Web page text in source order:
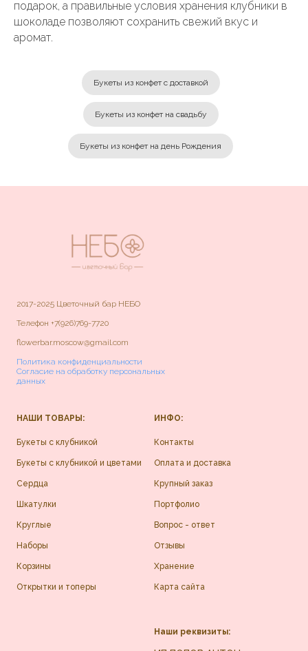
подарок, а правильные условия хранения клубники в
шоколаде позволяют сохранить свежий вкус и
аромат.
Букеты из конфет с доставкой
Букеты из конфет на свадьбу
Букеты из конфет на день Рождения
2017-2025 Цветочный бар НЕБО
Телефон +7(926)769-7720
flowerbar.moscow@gmail.com
Политика конфиденциальности
Согласие на обработку персональных
данных
НАШИ ТОВАРЫ:
Букеты с клубникой
Букеты с клубникой и цветами
Сердца
Шкатулки
Круглые
Наборы
Корзины
Открытки и топеры
ИНФО:
Контакты
Оплата и доставка
Крупный заказ
Портфолио
Вопрос - ответ
Отзывы
Хранение
Карта сайта
Наши реквизиты: